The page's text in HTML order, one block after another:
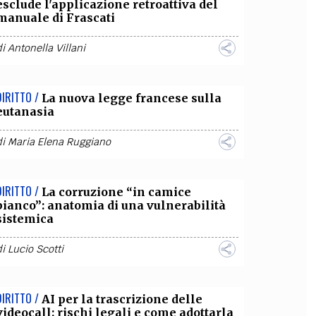
l'applicazione retroattiva del
di Frascati
Antonella Villani
/ La nuova legge francese sulla
Maria Elena Ruggiano
/ La corruzione “in camice
anatomia di una vulnerabilità
Lucio Scotti
/ AI per la trascrizione delle
rischi legali e come adottarla